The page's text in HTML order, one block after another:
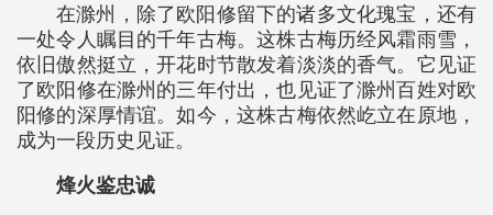
在滁州，除了欧阳修留下的诸多文化瑰宝，还有
一处令人瞩目的千年古梅。这株古梅历经风霜雨雪，
依旧傲然挺立，开花时节散发着淡淡的香气。它见证
了欧阳修在滁州的三年付出，也见证了滁州百姓对欧
阳修的深厚情谊。如今，这株古梅依然屹立在原地，
成为一段历史见证。
烽火鉴忠诚